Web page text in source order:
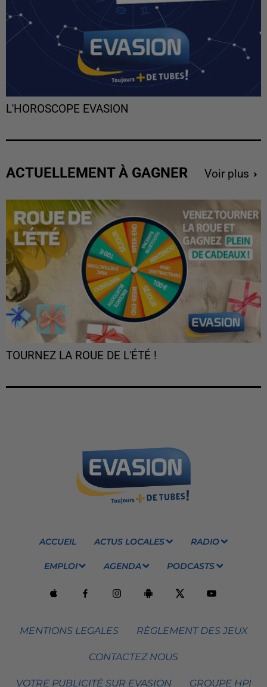
L'HOROSCOPE EVASION
ACTUELLEMENT À GAGNER Voir plus
TOURNEZ LA ROUE DE L'ÉTÉ !
ACCUEIL ACTUS LOCALES RADIO
EMPLOI AGENDA PODCASTS
MENTIONS LEGALES RÈGLEMENT DES JEUX
CONTACTEZ NOUS
VOTRE PUBLICITÉ SUR EVASION GROUPE HPI